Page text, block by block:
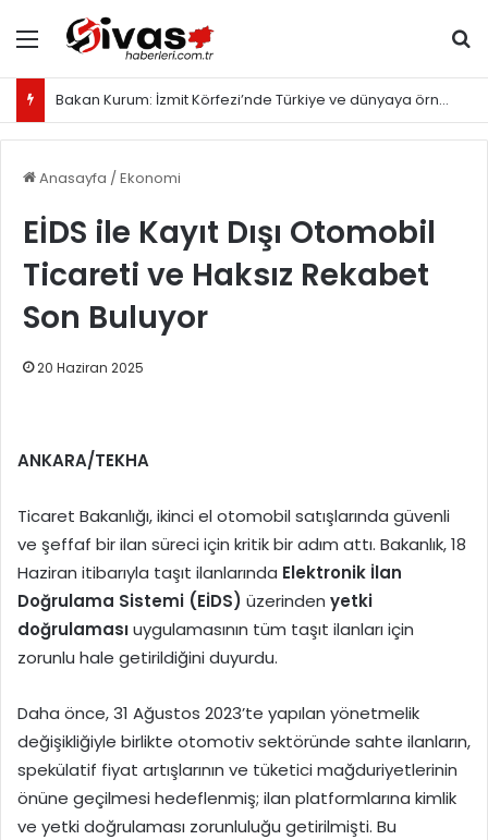
Menü
Bakan Kurum: İzmit Körfezi’nde Türkiye ve dünyaya örnek olacak proje yürütüyoruz
Anasayfa / Ekonomi
EİDS ile Kayıt Dışı Otomobil
Ticareti ve Haksız Rekabet
Son Buluyor
20 Haziran 2025
ANKARA/TEKHA
Ticaret Bakanlığı, ikinci el otomobil satışlarında güvenli
ve şeffaf bir ilan süreci için kritik bir adım attı. Bakanlık, 18
Haziran itibarıyla taşıt ilanlarında Elektronik İlan
Doğrulama Sistemi (EİDS) üzerinden yetki
doğrulamasıuygulamasının tüm taşıt ilanları için
zorunlu hale getirildiğini duyurdu.
Daha önce, 31 Ağustos 2023’te yapılan yönetmelik
değişikliğiyle birlikte otomotiv sektöründe sahte ilanların,
spekülatif fiyat artışlarının ve tüketici mağduriyetlerinin
önüne geçilmesi hedeflenmiş; ilan platformlarına kimlik
ve yetki doğrulaması zorunluluğu getirilmişti. Bu